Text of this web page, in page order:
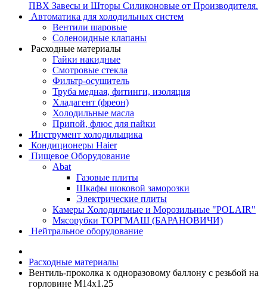
ПВХ Завесы и Шторы Силиконовые от Производителя.
Автоматика для холодильных систем
Вентили шаровые
Соленоидные клапаны
Расходные материалы
Гайки накидные
Смотровые стекла
Фильтр-осушитель
Труба медная, фитинги, изоляция
Хладагент (фреон)
Холодильные масла
Припой, флюс для пайки
Инструмент холодильщика
Кондиционеры Haier
Пищевое Оборудование
Abat
Газовые плиты
Шкафы шоковой заморозки
Электрические плиты
Камеры Холодильные и Морозильные "POLAIR"
Мясорубки ТОРГМАШ (БАРАНОВИЧИ)
Нейтральное оборудование
Расходные материалы
Вентиль-проколка к одноразовому баллону с резьбой на
горловине М14х1.25